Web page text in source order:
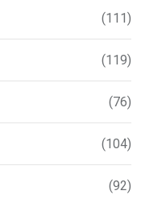
(111)
(119)
(76)
(104)
(92)